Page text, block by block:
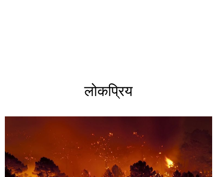
लोकप्रिय